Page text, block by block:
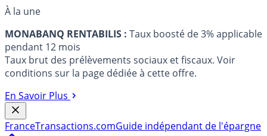
À la une
MONABANQ RENTABILIS : Taux boosté de 3% applicable
pendant 12 mois
Taux brut des prélèvements sociaux et fiscaux. Voir
conditions sur la page dédiée à cette offre.
En Savoir Plus
FranceTransactions.comGuide indépendant de l'épargne